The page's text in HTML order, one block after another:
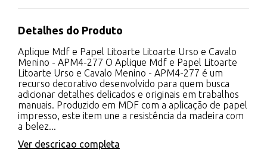
Detalhes do Produto
Aplique Mdf e Papel Litoarte Litoarte Urso e Cavalo
Menino - APM4-277 O Aplique Mdf e Papel Litoarte
Litoarte Urso e Cavalo Menino - APM4-277 é um
recurso decorativo desenvolvido para quem busca
adicionar detalhes delicados e originais em trabalhos
manuais. Produzido em MDF com a aplicação de papel
impresso, este item une a resistência da madeira com
a belez...
Ver descricao completa